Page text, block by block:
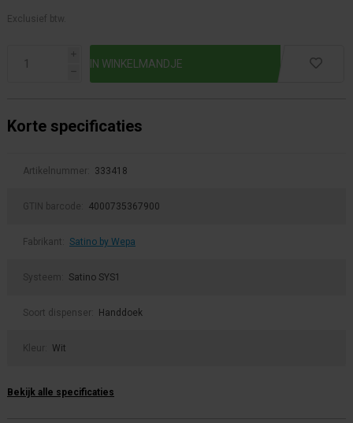
Exclusief btw.
i
h
Korte specificaties
Artikelnummer: 333418
GTIN barcode: 4000735367900
Fabrikant: Satino by Wepa
Systeem: Satino SYS1
Soort dispenser: Handdoek
Kleur: Wit
Bekijk alle specificaties